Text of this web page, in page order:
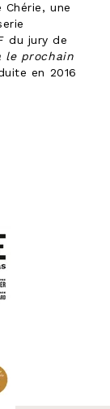
une
du jury de
le prochain
en 2016